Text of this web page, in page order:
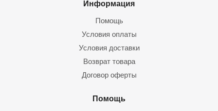
Информация
Помощь
Условия оплаты
Условия доставки
Возврат товара
Договор оферты
Помощь